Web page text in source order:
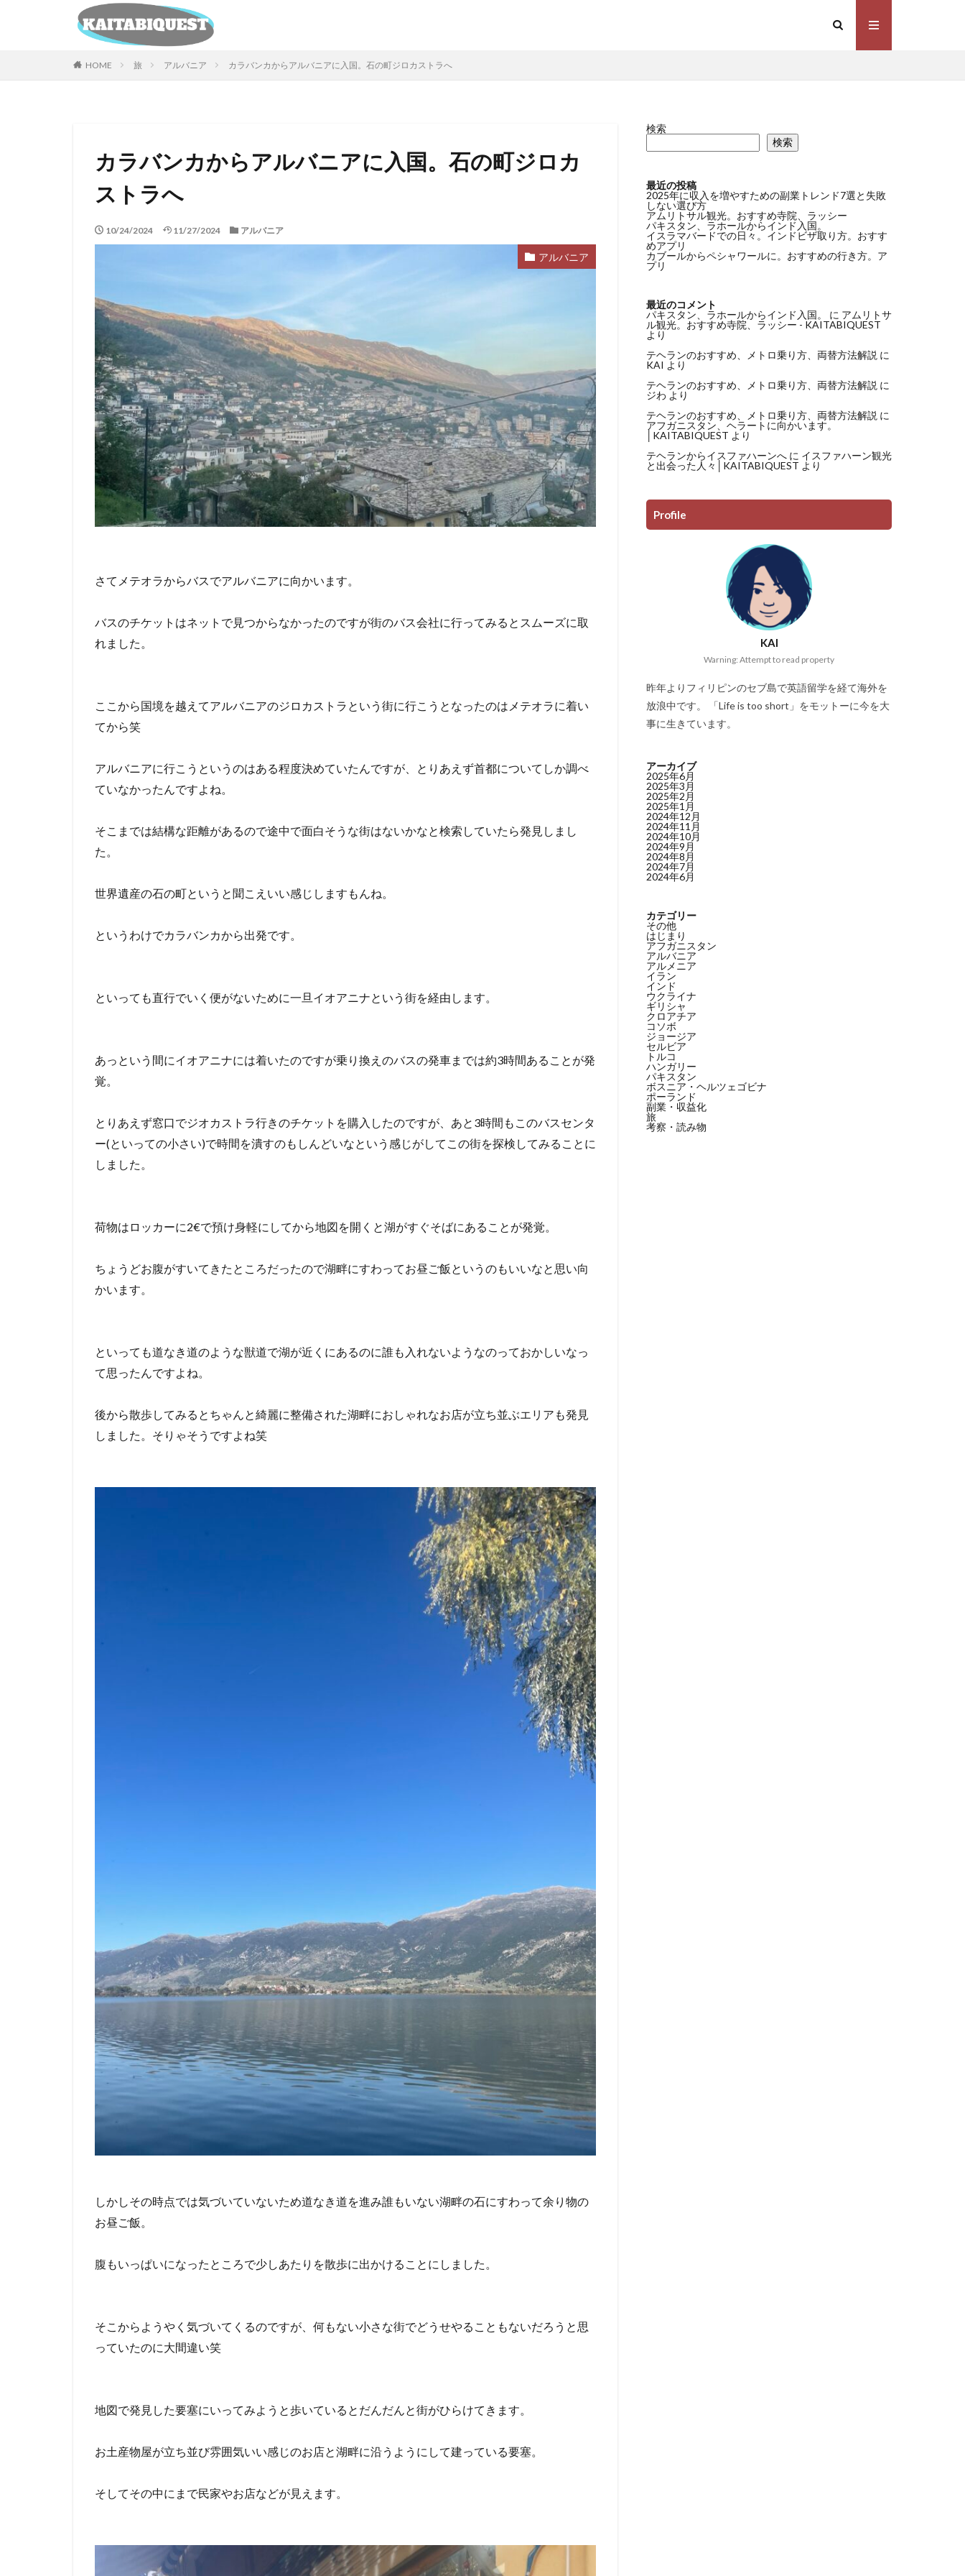
HOME 旅 アルバニア カラバンカからアルバニアに入国。石の町ジロカストラへ
カラバンカからアルバニアに入国。石の町ジロカ
ストラへ
10/24/2024 11/27/2024 アルバニア
アルバニア
さてメテオラからバスでアルバニアに向かいます。
バスのチケットはネットで見つからなかったのですが街のバス会社に行ってみるとスムーズに取
れました。
ここから国境を越えてアルバニアのジロカストラという街に行こうとなったのはメテオラに着い
てから笑
アルバニアに行こうというのはある程度決めていたんですが、とりあえず首都についてしか調べ
ていなかったんですよね。
そこまでは結構な距離があるので途中で面白そうな街はないかなと検索していたら発見しまし
た。
世界遺産の石の町というと聞こえいい感じしますもんね。
というわけでカラバンカから出発です。
といっても直行でいく便がないために一旦イオアニナという街を経由します。
あっという間にイオアニナには着いたのですが乗り換えのバスの発車までは約3時間あることが発
覚。
とりあえず窓口でジオカストラ行きのチケットを購入したのですが、あと3時間もこのバスセンタ
ー(といっての小さい)で時間を潰すのもしんどいなという感じがしてこの街を探検してみることに
しました。
荷物はロッカーに2€で預け身軽にしてから地図を開くと湖がすぐそばにあることが発覚。
ちょうどお腹がすいてきたところだったので湖畔にすわってお昼ご飯というのもいいなと思い向
かいます。
といっても道なき道のような獣道で湖が近くにあるのに誰も入れないようなのっておかしいなっ
て思ったんですよね。
後から散歩してみるとちゃんと綺麗に整備された湖畔におしゃれなお店が立ち並ぶエリアも発見
しました。そりゃそうですよね笑
しかしその時点では気づいていないため道なき道を進み誰もいない湖畔の石にすわって余り物の
お昼ご飯。
腹もいっぱいになったところで少しあたりを散歩に出かけることにしました。
そこからようやく気づいてくるのですが、何もない小さな街でどうせやることもないだろうと思
っていたのに大間違い笑
地図で発見した要塞にいってみようと歩いているとだんだんと街がひらけてきます。
お土産物屋が立ち並び雰囲気いい感じのお店と湖畔に沿うようにして建っている要塞。
そしてその中にまで民家やお店などが見えます。
検索
検索
最近の投稿
2025年に収入を増やすための副業トレンド7選と失敗
しない選び方
アムリトサル観光。おすすめ寺院、ラッシー
パキスタン、ラホールからインド入国。
イスラマバードでの日々。インドビザ取り方。おすす
めアプリ
カブールからペシャワールに。おすすめの行き方。ア
プリ
最近のコメント
パキスタン、ラホールからインド入国。
に アムリトサ
ル観光。おすすめ寺院、ラッシー - KAITABIQUEST
より
テヘランのおすすめ、メトロ乗り方、両替方法解説 に
KAI より
テヘランのおすすめ、メトロ乗り方、両替方法解説 に
ジわ より
テヘランのおすすめ、メトロ乗り方、両替方法解説 に
アフガニスタン、ヘラートに向かいます。
│KAITABIQUEST より
テヘランからイスファハーンへ に イスファハーン観光
と出会った人々│KAITABIQUEST より
Profile
KAI
Warning: Attempt to read property
昨年よりフィリピンのセブ島で英語留学を経て海外を
放浪中です。 「Life is too short」をモットーに今を大
事に生きています。
アーカイブ
2025年6月
2025年3月
2025年2月
2025年1月
2024年12月
2024年11月
2024年10月
2024年9月
2024年8月
2024年7月
2024年6月
カテゴリー
その他
はじまり
アフガニスタン
アルバニア
アルメニア
イラン
インド
ウクライナ
ギリシャ
クロアチア
コソボ
ジョージア
セルビア
トルコ
ハンガリー
パキスタン
ボスニア・ヘルツェゴビナ
ポーランド
副業・収益化
旅
考察・読み物